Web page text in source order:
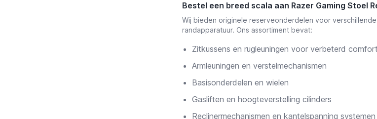
Bestel een breed scala aan Razer Gaming Stoel
Wij bieden originele reserveonderdelen voor
randapparatuur. Ons assortiment bevat:
Zitkussens en rugleuningen voor verbeterd comfort
Armleuningen en verstelmechanismen
Basisonderdelen en wielen
Gasliften en hoogteverstelling cilinders
Reclinermechanismen en kantelspanning systemen